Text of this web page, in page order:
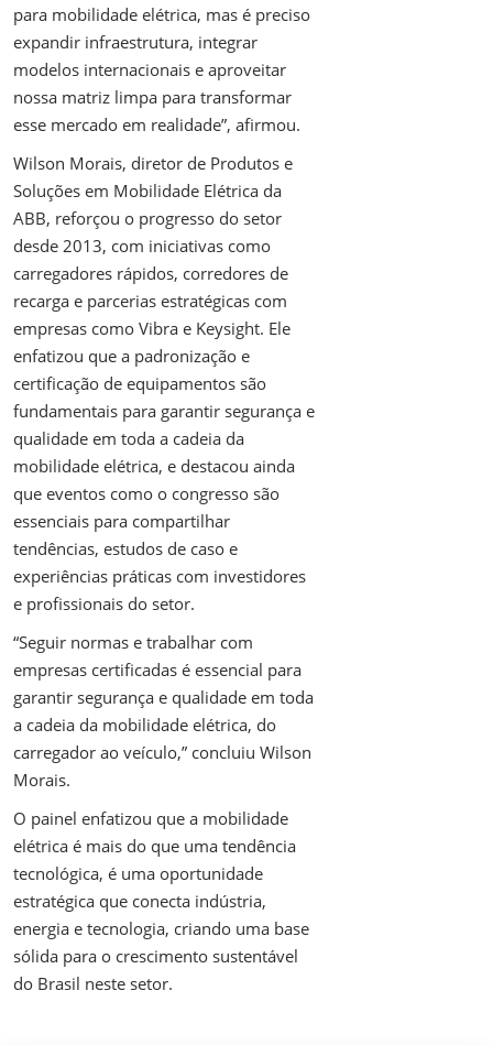
para mobilidade elétrica, mas é preciso
expandir infraestrutura, integrar
modelos internacionais e aproveitar
nossa matriz limpa para transformar
esse mercado em realidade”, afirmou.
Wilson Morais, diretor de Produtos e
Soluções em Mobilidade Elétrica da
ABB, reforçou o progresso do setor
desde 2013, com iniciativas como
carregadores rápidos, corredores de
recarga e parcerias estratégicas com
empresas como Vibra e Keysight. Ele
enfatizou que a padronização e
certificação de equipamentos são
fundamentais para garantir segurança e
qualidade em toda a cadeia da
mobilidade elétrica, e destacou ainda
que eventos como o congresso são
essenciais para compartilhar
tendências, estudos de caso e
experiências práticas com investidores
e profissionais do setor.
“Seguir normas e trabalhar com
empresas certificadas é essencial para
garantir segurança e qualidade em toda
a cadeia da mobilidade elétrica, do
carregador ao veículo,” concluiu Wilson
Morais.
O painel enfatizou que a mobilidade
elétrica é mais do que uma tendência
tecnológica, é uma oportunidade
estratégica que conecta indústria,
energia e tecnologia, criando uma base
sólida para o crescimento sustentável
do Brasil neste setor.